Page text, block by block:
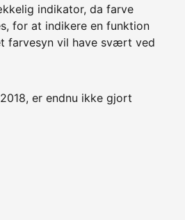
indikator, da farve
for at indikere en funktion
farvesyn vil have svært ved
er endnu ikke gjort